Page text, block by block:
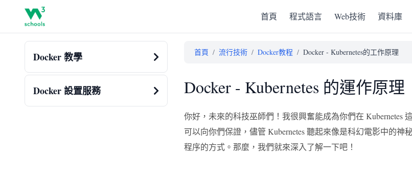
首頁 程式語言 Web技術 資料庫
Docker 教學
Docker 設置服務
首頁 / 流行技術 / Docker教程 / Docker - Kubernetes的工作原理
Docker - Kubernetes 的運作原理
你好，未來的科技巫師們！我很興奮能成為你們在
可以向你們保證，儘管 Kubernetes 聽起來像是科幻電影中的
程序的方式。那麼，我們就來深入了解一下吧！